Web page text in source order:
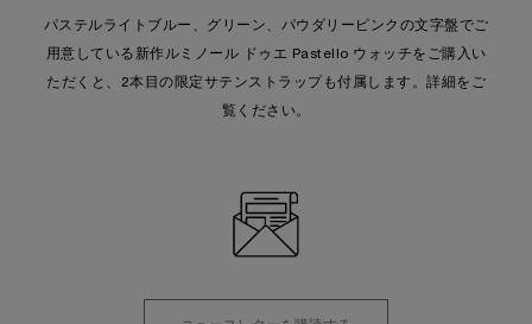
パステルライトブルー、グリーン、パウダリーピンクの文字盤でご
用意している新作ルミノール ドゥエ Pastello ウォッチをご購入い
ただくと、2本目の限定サテンストラップも付属します。詳細をご
覧ください。